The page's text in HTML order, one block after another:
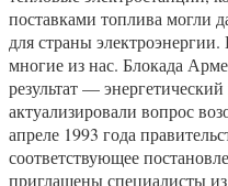
поставками топлива могли
для страны
многие из нас. Блокада
результат —
актуализировали вопрос
апреле 1993 года
соответствующее
приглашены специалисты